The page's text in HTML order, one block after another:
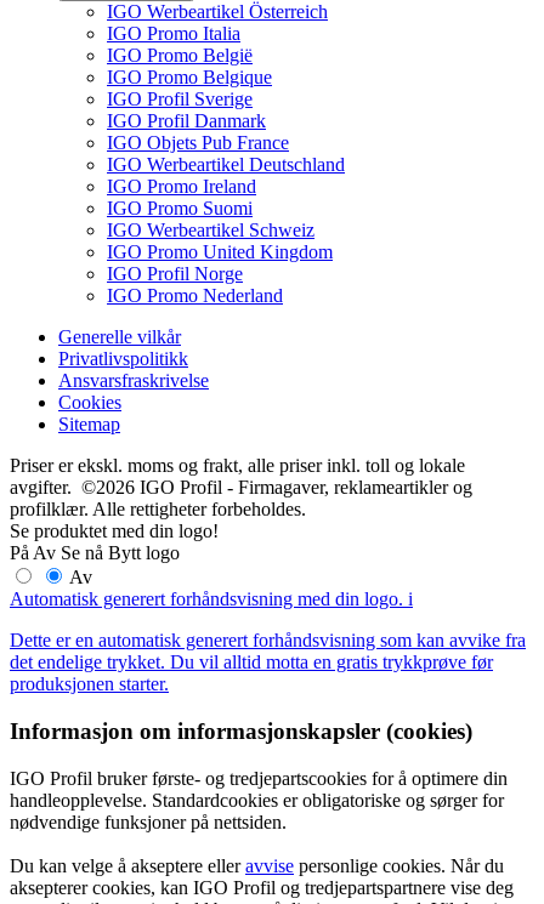
IGO Werbeartikel Österreich
IGO Promo Italia
IGO Promo België
IGO Promo Belgique
IGO Profil Sverige
IGO Profil Danmark
IGO Objets Pub France
IGO Werbeartikel Deutschland
IGO Promo Ireland
IGO Promo Suomi
IGO Werbeartikel Schweiz
IGO Promo United Kingdom
IGO Profil Norge
IGO Promo Nederland
Generelle vilkår
Privatlivspolitikk
Ansvarsfraskrivelse
Cookies
Sitemap
Priser er ekskl. moms og frakt, alle priser inkl. toll og lokale
avgifter. ©2026 IGO Profil - Firmagaver, reklameartikler og
profilklær. Alle rettigheter forbeholdes.
Se produktet med din logo!
På Av Se nå Bytt logo
Av
Automatisk generert forhåndsvisning med din logo. i
Dette er en automatisk generert forhåndsvisning som kan avvike fra
det endelige trykket. Du vil alltid motta en gratis trykkprøve før
produksjonen starter.
Informasjon om informasjonskapsler (cookies)
IGO Profil bruker første- og tredjepartscookies for å optimere din
handleopplevelse. Standardcookies er obligatoriske og sørger for
nødvendige funksjoner på nettsiden.
Du kan velge å akseptere elleravvise personlige cookies. Når du
aksepterer cookies, kan IGO Profil og tredjepartspartnere vise deg